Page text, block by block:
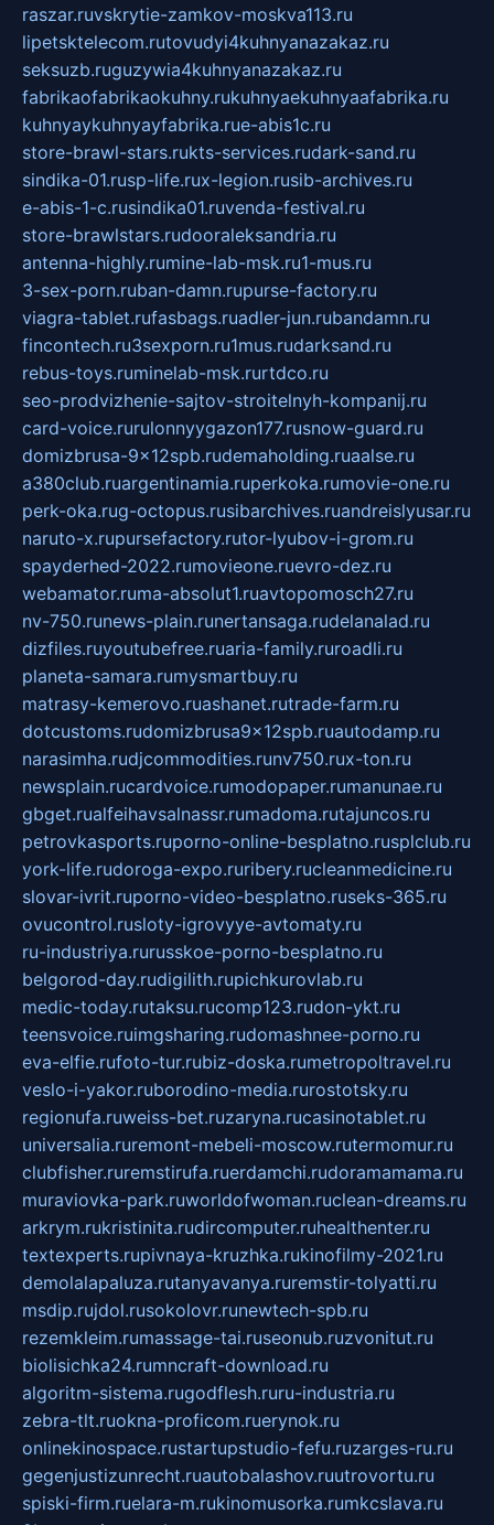
raszar.ruvskrytie-zamkov-moskva113.ru
lipetsktelecom.rutovudyi4kuhnyanazakaz.ru
seksuzb.ruguzywia4kuhnyanazakaz.ru
fabrikaofabrikaokuhny.rukuhnyaekuhnyaafabrika.ru
kuhnyaykuhnyayfabrika.rue-abis1c.ru
store-brawl-stars.rukts-services.rudark-sand.ru
sindika-01.rusp-life.rux-legion.rusib-archives.ru
e-abis-1-c.rusindika01.ruvenda-festival.ru
store-brawlstars.rudooraleksandria.ru
antenna-highly.rumine-lab-msk.ru1-mus.ru
3-sex-porn.ruban-damn.rupurse-factory.ru
viagra-tablet.rufasbags.ruadler-jun.rubandamn.ru
fincontech.ru3sexporn.ru1mus.rudarksand.ru
rebus-toys.ruminelab-msk.rurtdco.ru
seo-prodvizhenie-sajtov-stroitelnyh-kompanij.ru
card-voice.rurulonnyygazon177.rusnow-guard.ru
domizbrusa-9x12spb.rudemaholding.ruaalse.ru
a380club.ruargentinamia.ruperkoka.rumovie-one.ru
perk-oka.rug-octopus.rusibarchives.ruandreislyusar.ru
naruto-x.rupursefactory.rutor-lyubov-i-grom.ru
spayderhed-2022.rumovieone.ruevro-dez.ru
webamator.ruma-absolut1.ruavtopomosch27.ru
nv-750.runews-plain.runertansaga.rudelanalad.ru
dizfiles.ruyoutubefree.ruaria-family.ruroadli.ru
planeta-samara.rumysmartbuy.ru
matrasy-kemerovo.ruashanet.rutrade-farm.ru
dotcustoms.rudomizbrusa9x12spb.ruautodamp.ru
narasimha.rudjcommodities.runv750.rux-ton.ru
newsplain.rucardvoice.rumodopaper.rumanunae.ru
gbget.rualfeihavsalnassr.rumadoma.rutajuncos.ru
petrovkasports.ruporno-online-besplatno.rusplclub.ru
york-life.rudoroga-expo.ruribery.rucleanmedicine.ru
slovar-ivrit.ruporno-video-besplatno.ruseks-365.ru
ovucontrol.rusloty-igrovyye-avtomaty.ru
ru-industriya.rurusskoe-porno-besplatno.ru
belgorod-day.rudigilith.rupichkurovlab.ru
medic-today.rutaksu.rucomp123.rudon-ykt.ru
teensvoice.ruimgsharing.rudomashnee-porno.ru
eva-elfie.rufoto-tur.rubiz-doska.rumetropoltravel.ru
veslo-i-yakor.ruborodino-media.rurostotsky.ru
regionufa.ruweiss-bet.ruzaryna.rucasinotablet.ru
universalia.ruremont-mebeli-moscow.rutermomur.ru
clubfisher.ruremstirufa.ruerdamchi.rudoramamama.ru
muraviovka-park.ruworldofwoman.ruclean-dreams.ru
arkrym.rukristinita.rudircomputer.ruhealthenter.ru
textexperts.rupivnaya-kruzhka.rukinofilmy-2021.ru
demolalapaluza.rutanyavanya.ruremstir-tolyatti.ru
msdip.rujdol.rusokolovr.runewtech-spb.ru
rezemkleim.rumassage-tai.ruseonub.ruzvonitut.ru
biolisichka24.rumncraft-download.ru
algoritm-sistema.rugodflesh.ruru-industria.ru
zebra-tlt.ruokna-proficom.ruerynok.ru
onlinekinospace.rustartupstudio-fefu.ruzarges-ru.ru
gegenjustizunrecht.ruautobalashov.ruutrovortu.ru
spiski-firm.ruelara-m.rukinomusorka.rumkcslava.ru